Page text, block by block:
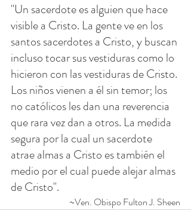
"Un sacerdote es alguien que hace
visible a Cristo. La gente ve en los
santos sacerdotes a Cristo, y buscan
incluso tocar sus vestiduras como lo
hicieron con las vestiduras de Cristo.
Los niños vienen a él sin temor; los
no católicos les dan una reverencia
que rara vez dan a otros. La medida
segura por la cual un sacerdote
atrae almas a Cristo es también el
medio por el cual puede alejar almas
de Cristo".
~Ven. Obispo Fulton J. Sheen